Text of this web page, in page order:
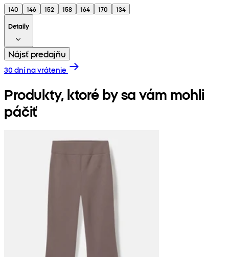
140 146 152 158 164 170
134
Detaily
Nájsť predajňu
30 dní na vrátenie
Produkty, ktoré by sa vám mohli
páčiť